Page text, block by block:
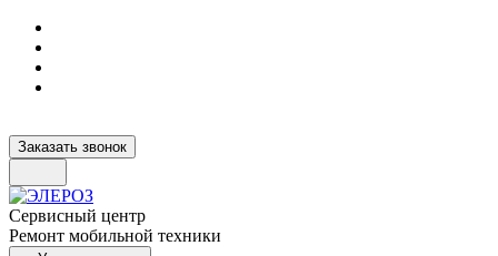
Заказать звонок
Сервисный центр
Ремонт мобильной техники